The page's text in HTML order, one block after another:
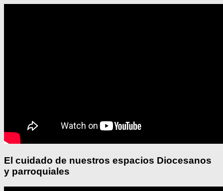
El cuidado de nuestros espacios Diocesanos
y parroquiales